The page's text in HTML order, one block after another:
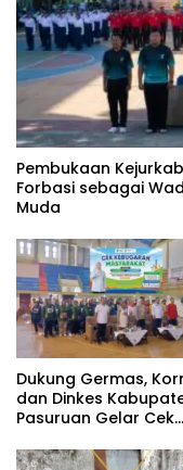
‎Pembukaan
Forbasi sebagai
Muda
Dukung Germas,
dan Dinkes
Pasuruan Gelar Cek